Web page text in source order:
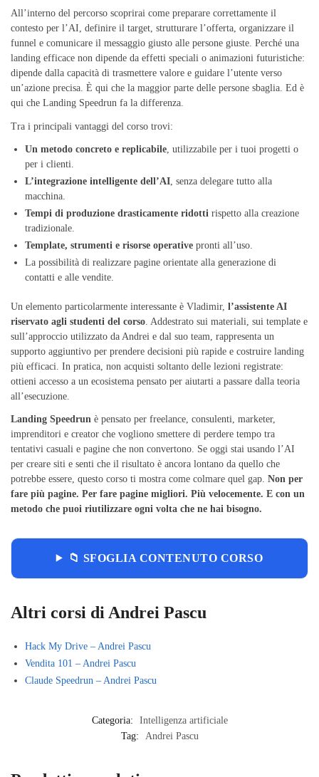
All’interno del percorso scoprirai come preparare correttamente il
contesto per l’AI, definire il target, strutturare l’offerta, organizzare il
funnel e comunicare il messaggio giusto alle persone giuste. Perché una
landing efficace non dipende da effetti speciali o animazioni futuristiche:
dipende dalla capacità di trasmettere valore e guidare l’utente verso
un’azione precisa. È qui che la maggior parte delle persone sbaglia. Ed è
qui che Landing Speedrun fa la differenza.
Tra i principali vantaggi del corso trovi:
Un metodo concreto e replicabile , utilizzabile per i tuoi progetti o
per i clienti.
L’integrazione intelligente dell’AI , senza delegare tutto alla
macchina.
Tempi di produzione drasticamente ridotti rispetto alla creazione
tradizionale.
Template, strumenti e risorse operative pronti all’uso.
La possibilità di realizzare pagine orientate alla generazione di
contatti e alle vendite.
Un elemento particolarmente interessante è Vladimir, l’assistente AI
riservato agli studenti del corso . Addestrato sui materiali, sui template e
sull’approccio utilizzato da Andrei e dal suo team, rappresenta un
supporto aggiuntivo per prendere decisioni più rapide e costruire landing
più efficaci. In pratica, non acquisti soltanto delle lezioni registrate:
ottieni accesso a un ecosistema pensato per aiutarti a passare dalla teoria
all’esecuzione.
Landing Speedrun è pensato per freelance, consulenti, marketer,
imprenditori e creator che vogliono smettere di perdere tempo tra
tentativi casuali e pagine che non convertono. Se oggi stai usando l’AI
per creare siti e senti che il risultato è ancora lontano da quello che
potrebbe essere, questo corso ti mostra come colmare quel gap. Non per
fare più pagine. Per fare pagine migliori. Più velocemente. E con un
metodo che puoi riutilizzare ogni volta che ne hai bisogno.
📁 SFOGLIA CONTENUTO CORSO
Altri corsi di Andrei Pascu
Hack My Drive – Andrei Pascu
Vendita 101 – Andrei Pascu
Claude Speedrun – Andrei Pascu
Categoria:
Intelligenza artificiale
Tag:
Andrei Pascu